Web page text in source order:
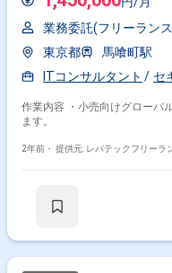
業務委託(フリーラン
東京都
馬喰町駅
ITコンサルタント
セ
作業内容 ・小売向けグローバ
ます。
2年前・ 提供元: レバテックフリーラ